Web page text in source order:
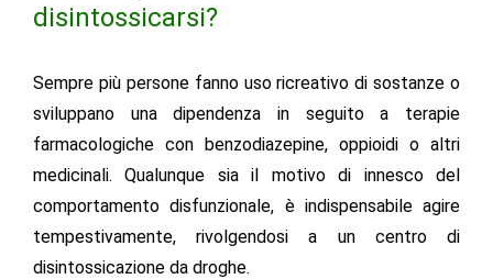
disintossicarsi?
Sempre più persone fanno uso ricreativo di sostanze o
sviluppano una dipendenza in seguito a terapie
farmacologiche con benzodiazepine, oppioidi o altri
medicinali. Qualunque sia il motivo di innesco del
comportamento disfunzionale, è indispensabile agire
tempestivamente, rivolgendosi a un centro di
disintossicazione da droghe.